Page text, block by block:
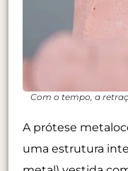
Com o tempo, a
A prótese
uma estrutura